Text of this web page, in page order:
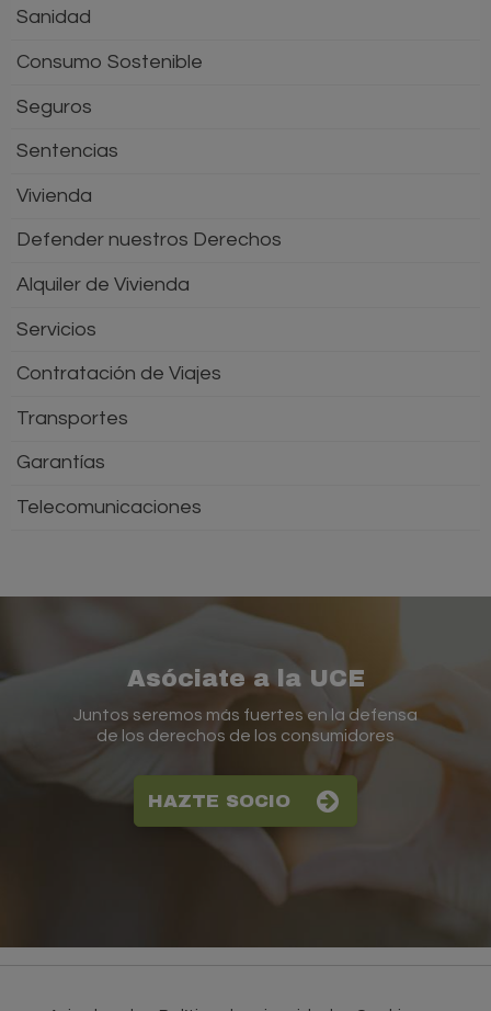
Sanidad
Consumo Sostenible
Seguros
Sentencias
Vivienda
Defender nuestros Derechos
Alquiler de Vivienda
Servicios
Contratación de Viajes
Transportes
Garantías
Telecomunicaciones
Asóciate a la UCE
Juntos seremos más fuertes en la defensa
de los derechos de los consumidores
HAZTE SOCIO